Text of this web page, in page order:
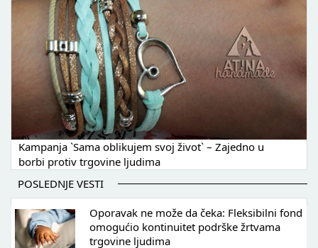
Kampanja `Sama oblikujem svoj život` – Zajedno u
borbi protiv trgovine ljudima
POSLEDNJE VESTI
Oporavak ne može da čeka: Fleksibilni fond
omogućio kontinuitet podrške žrtvama
trgovine ljudima